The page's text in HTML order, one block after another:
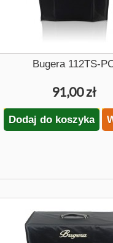
Bugera 112TS-
91,00 zł
Dodaj do koszyka